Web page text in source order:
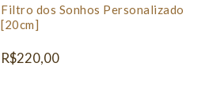
Filtro dos Sonhos Personalizado
[20cm]
R$220,00